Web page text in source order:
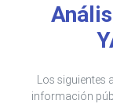
Los siguientes
información